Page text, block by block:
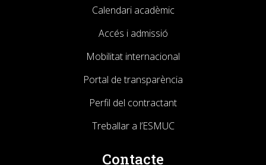
Calendari acadèmic
Accés i admissió
Mobilitat internacional
Portal de transparència
Perfil del contractant
Treballar a l’ESMUC
Contacte